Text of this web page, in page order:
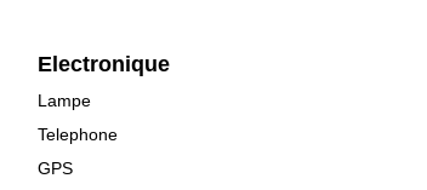
Electronique
Lampe
Telephone
GPS